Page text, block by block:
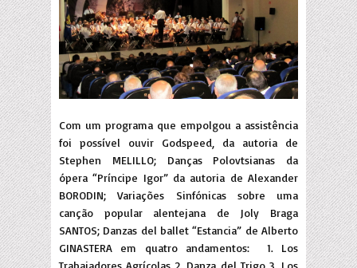
Com um programa que empolgou a assistência
foi possível ouvir Godspeed, da autoria de
Stephen MELILLO; Danças Polovtsianas da
ópera “Príncipe Igor” da autoria de Alexander
BORODIN; Variações Sinfónicas sobre uma
canção popular alentejana de Joly Braga
SANTOS; Danzas del ballet “Estancia” de Alberto
GINASTERA em quatro andamentos: 1. Los
Trabajadores Agrícolas 2. Danza del Trigo 3. Los